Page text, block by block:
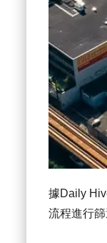
據Daily
流程進行